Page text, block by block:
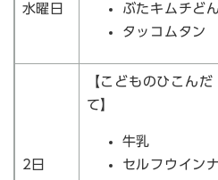
水曜日
ぶたキムチどん
タッコムタン
2日
【こどものひこんだ
て】
牛乳
セルフウイン